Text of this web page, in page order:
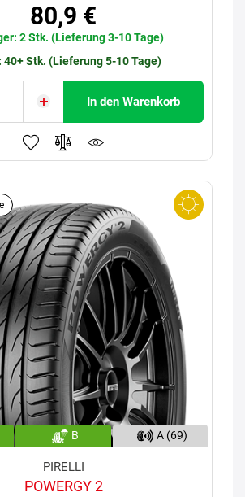
80,9 €
2 Stk. (Lieferung 3-10 Tage)
40+ Stk. (Lieferung 5-10 Tage)
In den Warenkorb
B A (69)
PIRELLI
POWERGY 2